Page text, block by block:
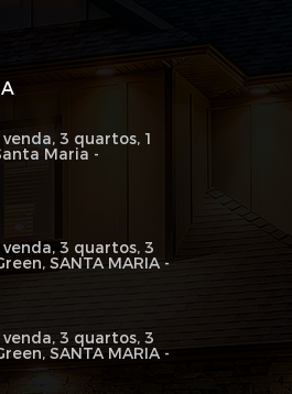
3 quartos, 1
Maria -
3 quartos, 3
SANTA MARIA -
3 quartos, 3
SANTA MARIA -